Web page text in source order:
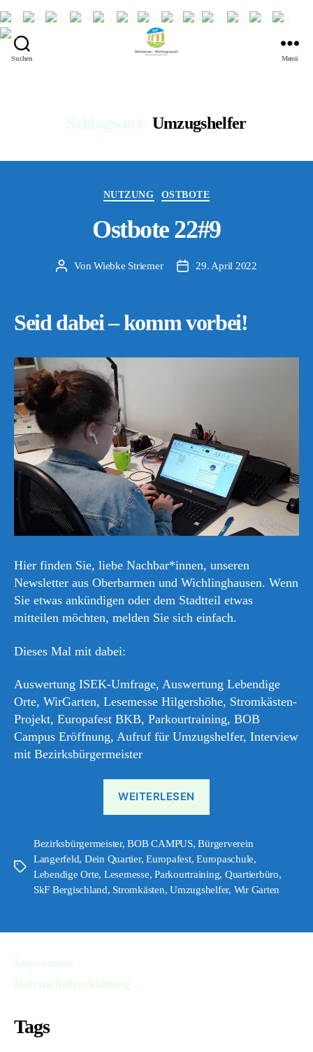
Suchen
Stadt
Menü
Umzugshelfer
Kategorien
NUTZUNG OSTBOTE
Ostbote 22#9
Beitragsautor
VonWiebke Striemer Veröffentlichungsdatum
29. April 2022
Seid dabei – komm vorbei!
Hier finden Sie, liebe Nachbar*innen, unseren
Newsletter aus Oberbarmen und Wichlinghausen. Wenn
Sie etwas ankündigen oder dem Stadtteil etwas
mitteilen möchten, melden Sie sich einfach.
Dieses Mal mit dabei:
Auswertung ISEK-Umfrage, Auswertung Lebendige
Orte, WirGarten, Lesemesse Hilgershöhe, Stromkästen-
Projekt, Europafest BKB, Parkourtraining, BOB
Campus Eröffnung, Aufruf für Umzugshelfer, Interview
mit Bezirksbürgermeister
WEITERLESEN
Schlagwörter
Bezirksbürgermeister,BOB CAMPUS,Bürgerverein
Langerfeld, Dein Quartier,Europafest,Europaschule,
Lebendige Orte, Lesemesse,Parkourtraining, Quartierbüro,
SkF Bergischland, Stromkästen,Umzugshelfer, Wir Garten
Tags